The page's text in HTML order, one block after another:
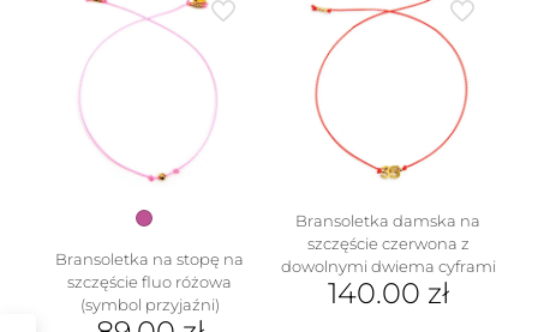
Bransoletka na stopę na
szczęście fluo różowa
(symbol przyjaźni)
Bransoletka damska na
szczęście czerwona z
dowolnymi dwiema cyframi
140.00 zł